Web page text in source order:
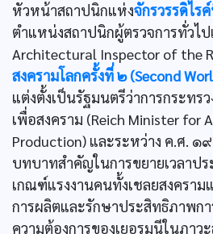
หัวหน้าสถาปนิกแห่งจักรวรรดิไร
ตำแหน่งสถาปนิกผู้ตรวจการทั่วไป
Architectural Inspector of the
สงครามโลกครั้งที่ ๒ (Second
แต่งตั้งเป็นรัฐมนตรีว่าการกระทร
เพื่อสงคราม (Reich Minister for
Production) และระหว่าง ค.ศ.
บทบาทสำคัญในการขยายเวลาป
เกณฑ์แรงงานคนทั้งเชลยสงคราม
การผลิตและรักษาประสิทธิภาพก
ความต้องการของเยอรมนีในภาว